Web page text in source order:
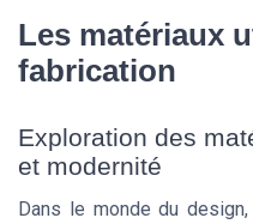
Les matériaux
fabrication
Exploration des
et modernité
Dans le monde du